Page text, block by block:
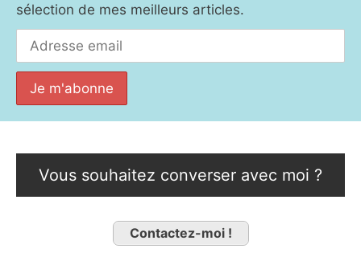
sélection de mes meilleurs articles.
Vous souhaitez converser avec moi ?
Contactez-moi !